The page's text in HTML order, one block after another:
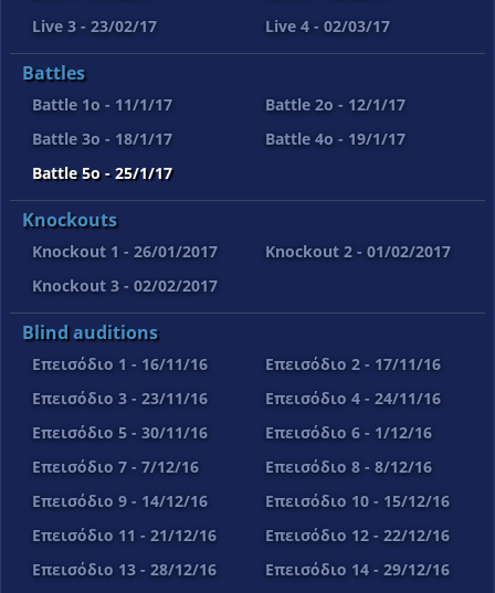
Live 3 - 23/02/17
Live 4 - 02/03/17
Battles
Battle 1o - 11/1/17
Battle 2o - 12/1/17
Battle 3o - 18/1/17
Battle 4o - 19/1/17
Battle 5o - 25/1/17
Knockouts
Knockout 1 - 26/01/2017
Knockout 2 - 01/02/2017
Knockout 3 - 02/02/2017
Blind auditions
Επεισόδιο 1 - 16/11/16
Επεισόδιο 2 - 17/11/16
Επεισόδιο 3 - 23/11/16
Επεισόδιο 4 - 24/11/16
Επεισόδιο 5 - 30/11/16
Επεισόδιο 6 - 1/12/16
Επεισόδιο 7 - 7/12/16
Επεισόδιο 8 - 8/12/16
Επεισόδιο 9 - 14/12/16
Επεισόδιο 10 - 15/12/16
Επεισόδιο 11 - 21/12/16
Επεισόδιο 12 - 22/12/16
Επεισόδιο 13 - 28/12/16
Επεισόδιο 14 - 29/12/16